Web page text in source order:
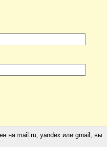
на mail.ru, yandex или gmail, вы